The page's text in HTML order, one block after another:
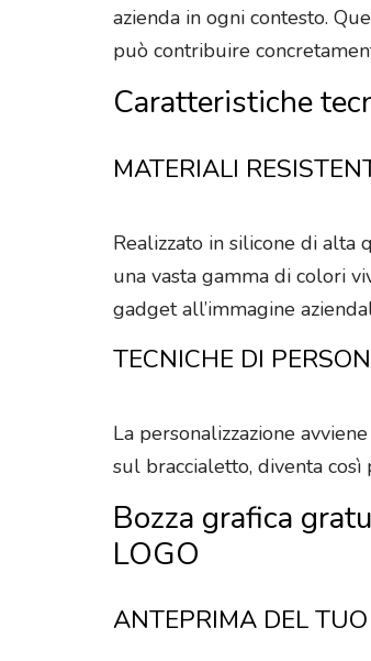
azienda in ogni contesto.
può contribuire
Caratteristiche
MATERIALI
Realizzato in silicone di alta
una vasta gamma di colori
gadget all’immagine
TECNICHE DI
La personalizzazione
sul braccialetto, diventa
Bozza grafica
LOGO
ANTEPRIMA DEL